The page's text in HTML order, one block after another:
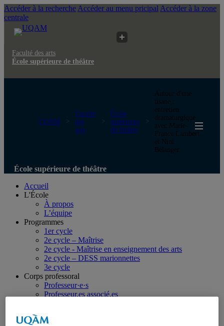
Accéder à la recherche Accéder au menu pricipal Accéder à la zone
centrale
Faculté des arts
École supérieure de théâtre
UQAM
Faculté
des
arts
École
supérieure
de théâtre
Autour d'une
tisane :
entretien
dramaturgique
avec Marie-
France Lambert
et Nini
Bélanger
École supérieure de théâtre
Accueil
L'École
À propos
L’équipe
Programmes
1er cycle
2e cycle – Maîtrise
2e cycle - Maîtrise en enseignement des arts
2e cycle – DESS marionnettes
3e cycle
Corps professoral
Professeur·e·s
Professeur.es associé.es
Chargé·e·s de cours